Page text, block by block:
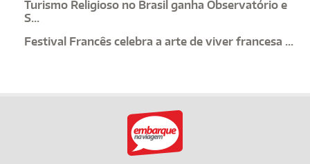
Turismo Religioso no Brasil ganha Observatório e
S...
Festival Francês celebra a arte de viver francesa ...